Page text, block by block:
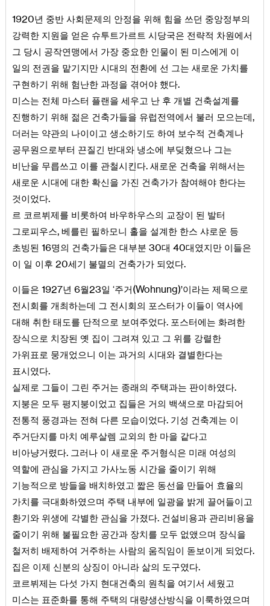
1920년 중반 사회문제의 안정을 위해 힘을 쓰던 중앙정부의
강력한 지원을 얻은 슈투트가르트 시당국은 전략적 차원에서
그 당시 공작연맹에서 가장 중요한 인물이 된 미스에게 이
일의 전권을 맡기지만 시대의 전환에 선 그는 새로운 가치를
구현하기 위해 험난한 과정을 겪어야 했다.
미스는 전체 마스터 플랜을 세우고 난 후 개별 건축설계를
진행하기 위해 젊은 건축가들을 유럽전역에서 불러 모으는데,
더러는 약관의 나이이고 생소하기도 하여 보수적 건축계나
공무원으로부터 끈질긴 반대와 냉소에 부딪혔으나 그는
비난을 무릅쓰고 이를 관철시킨다. 새로운 건축을 위해서는
새로운 시대에 대한 확신을 가진 건축가가 참여해야 한다는
것이었다.
르 코르뷔제를 비롯하여 바우하우스의 교장이 된 발터
그로피우스, 베를린 필하모니 홀을 설계한 한스 샤로운 등
초빙된 16명의 건축가들은 대부분 30대 40대였지만 이들은
이 일 이후 20세기 불멸의 건축가가 되었다.
이들은 1927년 6월23일 ‘주거(Wohnung)’이라는 제목으로
전시회를 개최하는데 그 전시회의 포스터가 이들이 역사에
대해 취한 태도를 단적으로 보여주었다. 포스터에는 화려한
장식으로 치장된 옛 집이 그려져 있고 그 위를 강렬한
가위표로 뭉개었으니 이는 과거의 시대와 결별한다는
표시였다.
실제로 그들이 그린 주거는 종래의 주택과는 판이하였다.
지붕은 모두 평지붕이었고 집들은 거의 백색으로 마감되어
전통적 풍경과는 전혀 다른 모습이었다. 기성 건축계는 이
주거단지를 마치 예루살렘 교외의 한 마을 같다고
비아냥거렸다. 그러나 이 새로운 주거형식은 미래 여성의
역할에 관심을 가지고 가사노동 시간을 줄이기 위해
기능적으로 방들을 배치하였고 짧은 동선을 만들어 효율의
가치를 극대화하였으며 주택 내부에 일광을 밝게 끌어들이고
환기와 위생에 각별한 관심을 가졌다. 건설비용과 관리비용을
줄이기 위해 불필요한 공간과 장치를 모두 없앴으며 장식을
철저히 배제하여 거주하는 사람의 움직임이 돋보이게 되었다.
집은 이제 신분의 상징이 아니라 삶의 도구였다.
코르뷔제는 다섯 가지 현대건축의 원칙을 여기서 세웠고
미스는 표준화를 통해 주택의 대량생산방식을 이룩하였으며